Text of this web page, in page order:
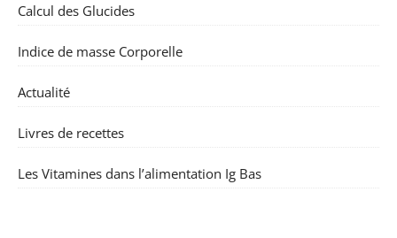
Calcul des Glucides
Indice de masse Corporelle
Actualité
Livres de recettes
Les Vitamines dans l’alimentation Ig Bas